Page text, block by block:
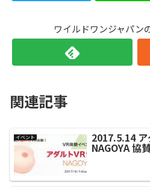
ワイルドワンジャパン
関連記事
イベント 2017.5.14
NAGOYA 協